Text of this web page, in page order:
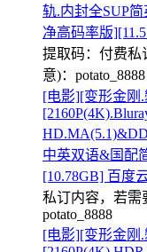
轨.内封全SUP
净高码率版
提取码： 付费私
意)：potato_8888
[电影][变形金刚.
中英双语&国配
[10.78GB] 百度
私订内容，若需
potato_8888
[电影][变形金刚.